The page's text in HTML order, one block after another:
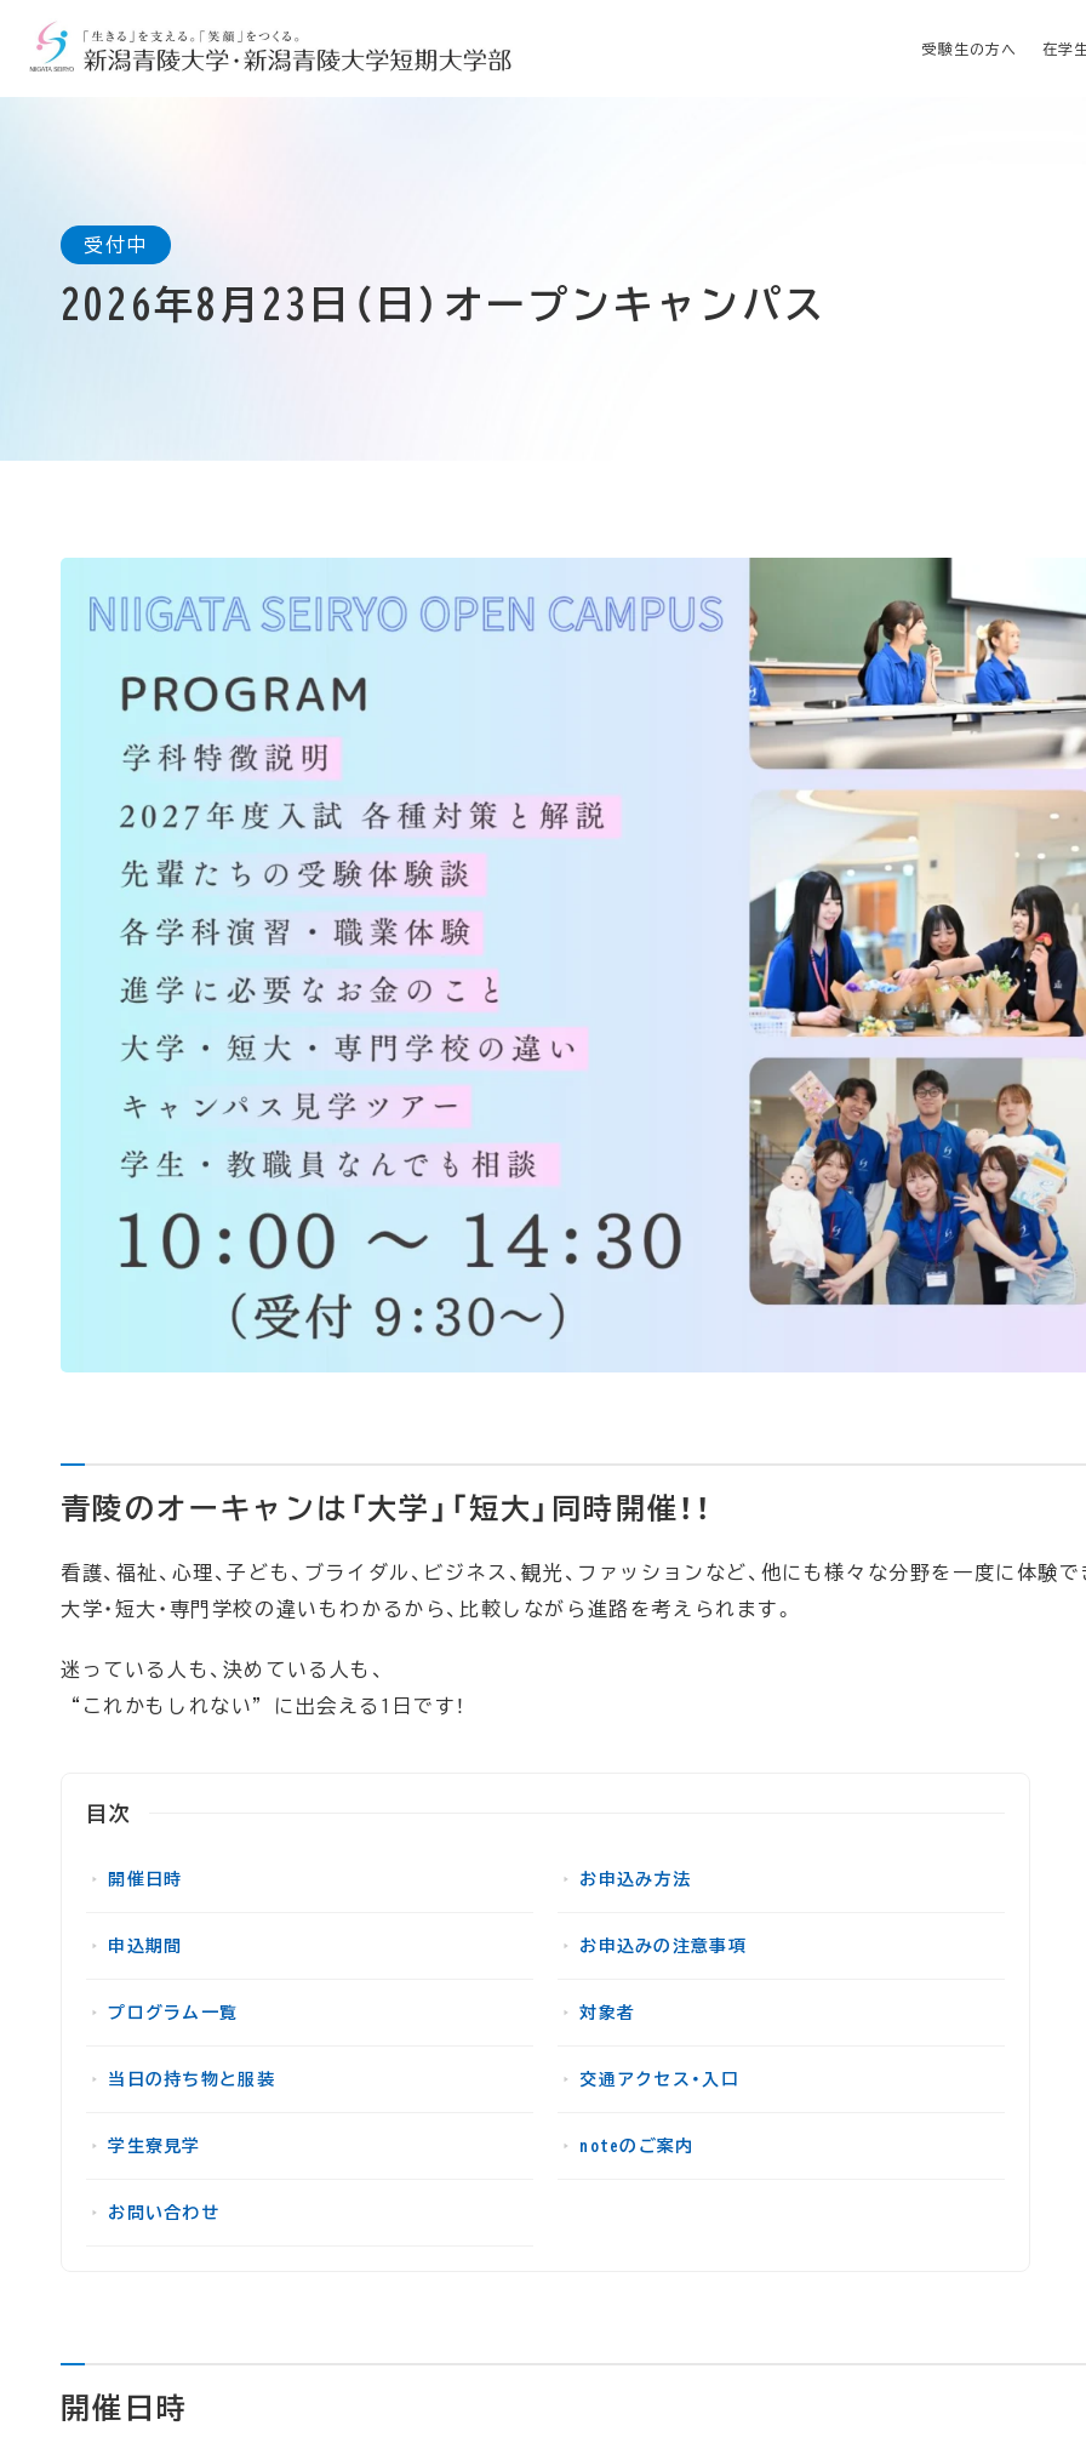
受験生の方へ 在学
2026年8月23日（日）オープンキャンパス
青陵のオーキャンは「大学」「短大」同時開催！！
看護、福祉、心理、子ども、ブライダル、ビジネス、観光、ファッションなど、他にも様々な分野を一度に体験で
大学・短大・専門学校の違いもわかるから、比較しながら進路を考えられます。
迷っている人も、決めている人も、
“これかもしれない”に出会える1日です！
目次
開催日時 お申込み方法
申込期間 お申込みの注意事項
プログラム一覧 対象者
当日の持ち物と服装 交通アクセス・入口
学生寮見学 noteのご案内
お問い合わせ
開催日時